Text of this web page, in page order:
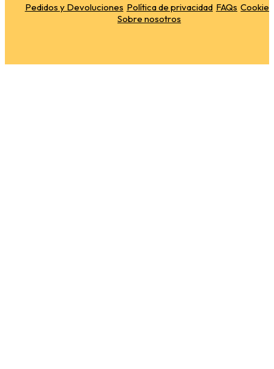
Pedidos y Devoluciones Política de privacidad FAQs Cookies
Sobre nosotros